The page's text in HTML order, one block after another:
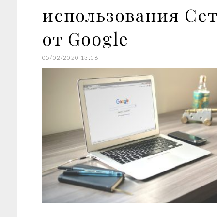
использования
от Google
05/02/2020 13:06